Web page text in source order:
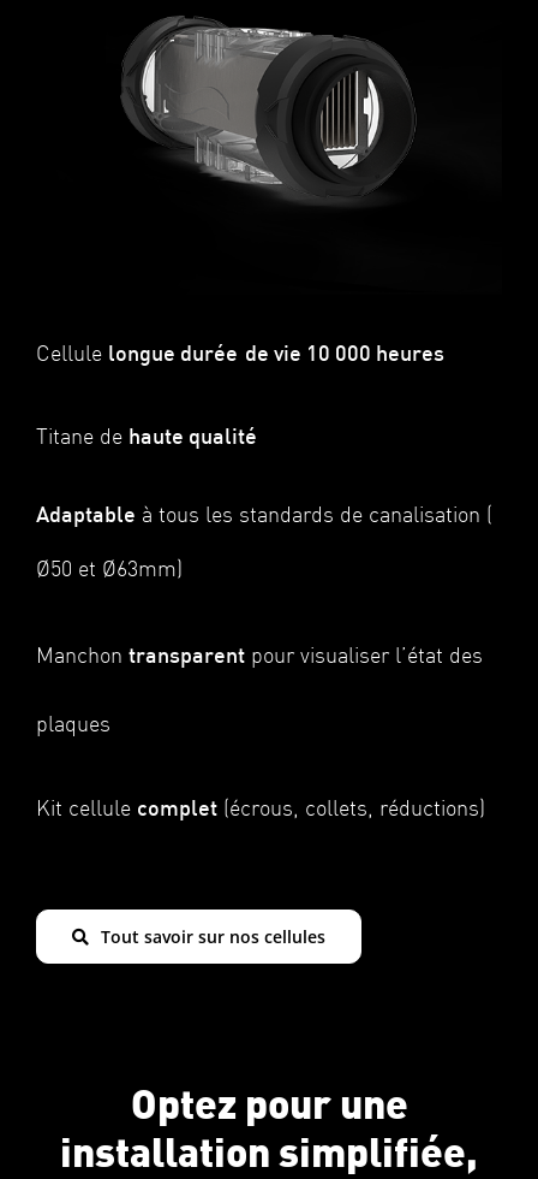
Cellule longue durée de vie 10 000 heures
Titane de haute qualité
Adaptable à tous les standards de canalisation (
Ø50 et Ø63mm)
Manchon transparentpour visualiser l’état des
plaques
Kit cellule complet(écrous, collets, réductions)
Tout savoir sur nos cellules
Optez pour une
installation simplifiée,